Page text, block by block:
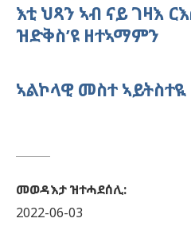
እቲ ህጻን ኣብ ናይ ገዛእ
ዝድቅስ’ዩ ዘተኣማምን
ኣልኮላዊ መስተ ኣይትስተዪ
መወዳእታ ዝተሓደሰሊ:
2022-06-03